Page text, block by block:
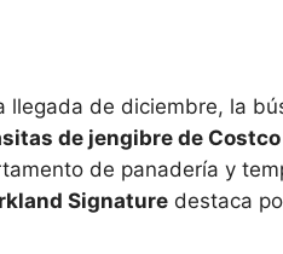
llegada de diciembre, la
de jengibre de Costco
de panadería y
Signature destaca